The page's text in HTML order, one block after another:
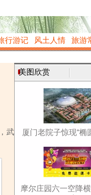
行游记 风土人情 旅游
美图欣赏
厦门老院子惊现“椭
摩尔庄园六一空降
武